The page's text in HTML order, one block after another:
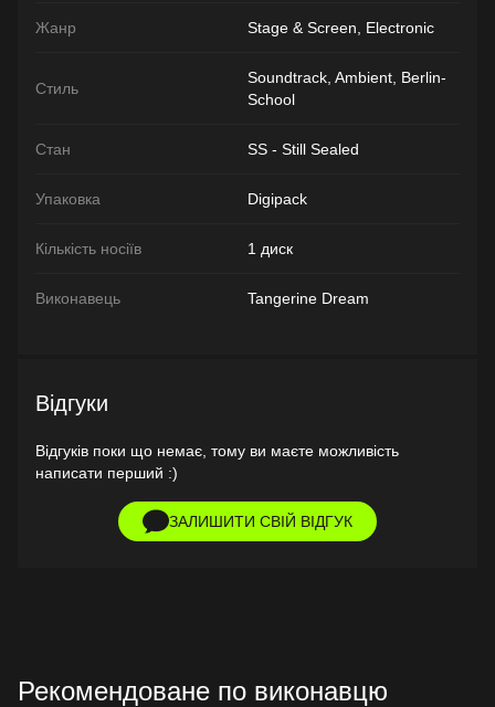
Жанр Stage & Screen, Electronic
Стиль
Soundtrack, Ambient, Berlin-
School
Стан SS - Still Sealed
Упаковка Digipack
Кількість носіїв 1 диск
Виконавець Tangerine Dream
Відгуки
Відгуків поки що немає, тому ви маєте можливість
написати перший :)
ЗАЛИШИТИ СВІЙ ВІДГУК
Рекомендоване по виконавцю